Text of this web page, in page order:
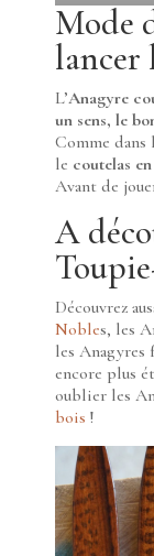
Mode
lancer
L’Anagyre
un sens, le
Comme dans
le coutelas
Avant de
A
Découvrez
Nobles, les
les Anagyres
encore plus
oublier les
bois !